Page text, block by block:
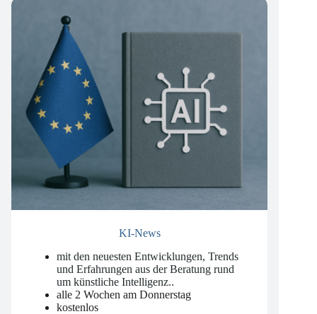
KI-News
mit den neuesten Entwicklungen, Trends
und Erfahrungen aus der Beratung rund
um künstliche Intelligenz..
alle 2 Wochen am Donnerstag
kostenlos